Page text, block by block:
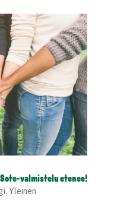
Sote-valmistelu etenee!
, Yleinen